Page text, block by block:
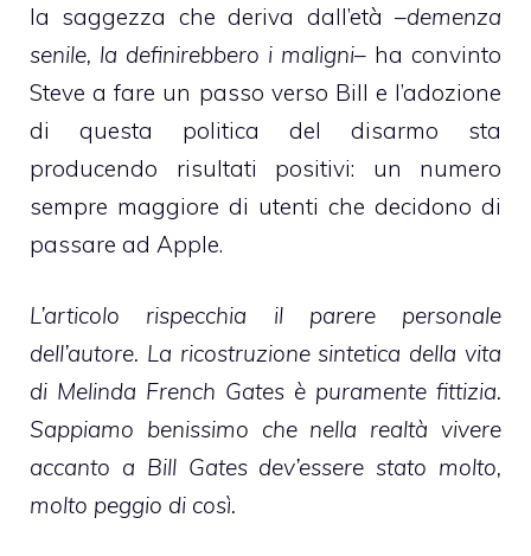
la saggezza che deriva dall’età –demenza
senile, la definirebbero i maligni– ha convinto
Steve a fare un passo verso Bill e l’adozione
di questa politica del disarmo sta
producendo risultati positivi: un numero
sempre maggiore di utenti che decidono di
passare ad Apple.
L’articolo rispecchia il parere personale
dell’autore. La ricostruzione sintetica della vita
di Melinda French Gates è puramente fittizia.
Sappiamo benissimo che nella realtà vivere
accanto a Bill Gates dev’essere stato molto,
molto peggio di così.